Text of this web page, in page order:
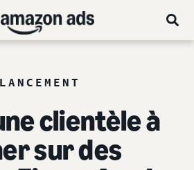
clientèle à
sur des